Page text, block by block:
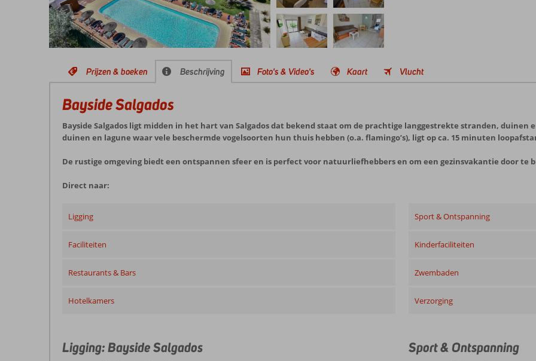
Prijzen & boeken Beschrijving Foto's & Video's Kaart Vlucht
Bayside Salgados
Bayside Salgados ligt midden in het hart van Salgados dat bekend staat om de prachtige langgestrekte stranden,
duinen en lagune waar vele beschermde vogelsoorten hun thuis hebben (o.a. flamingo’s), ligt op ca. 15 minuten
De rustige omgeving biedt een ontspannen sfeer en is perfect voor natuurliefhebbers en om een gezinsvakantie door te
Direct naar:
Ligging
Faciliteiten
Restaurants & Bars
Hotelkamers
Sport & Ontspanning
Kinderfaciliteiten
Zwembaden
Verzorging
Ligging: Bayside Salgados Sport & Ontspanning